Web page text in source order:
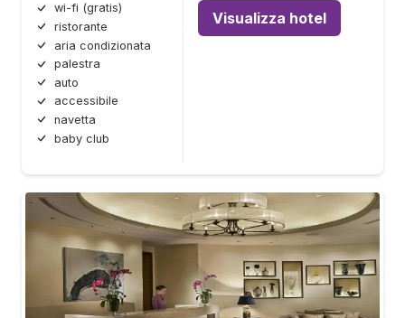
wi-fi (gratis)
ristorante
aria condizionata
palestra
auto
accessibile
navetta
baby club
Visualizza hotel